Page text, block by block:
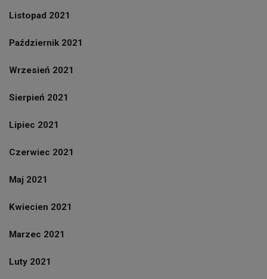
Listopad 2021
Październik 2021
Wrzesień 2021
Sierpień 2021
Lipiec 2021
Czerwiec 2021
Maj 2021
Kwiecien 2021
Marzec 2021
Luty 2021